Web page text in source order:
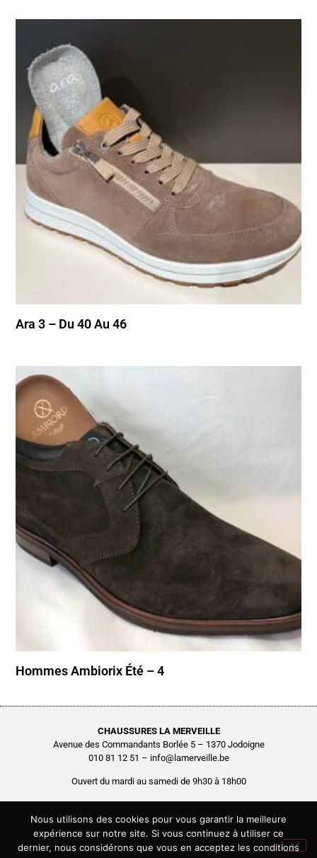
Ara 3 – Du 40 Au 46
Hommes Ambiorix Été – 4
CHAUSSURES LA MERVEILLE
Avenue des Commandants Borlée 5 – 1370 Jodoigne
010 81 12 51 – info@lamerveille.be
Ouvert du mardi au samedi de 9h30 à 18h00
Chaussures Quertémont SRL
BCE0416.261.048
Copyright © 2026 Chaussures La Merveille – Tous droits réservés
Site réalisé par
Nous utilisons des cookies pour vous garantir la meilleure
expérience sur notre site. Si vous continuez à utiliser ce
dernier, nous considérons que vous en acceptez les conditions